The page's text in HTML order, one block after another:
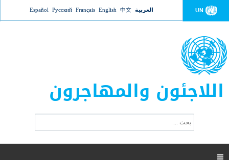
Jump to navigation UN العربية 中文
English
Français
Русский
Español
اللاجئون والمهاجرون
ت
ب
